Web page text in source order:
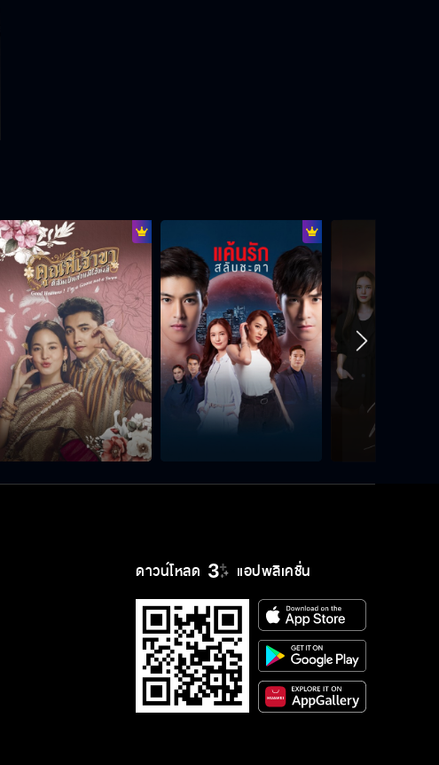
ดาวน์โหลด แอปพลิเคชั่น